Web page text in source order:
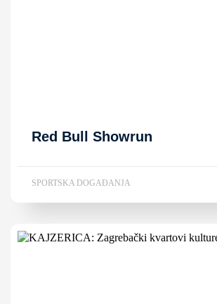
Red Bull Showrun
SPORTSKA DOGAĐANJA